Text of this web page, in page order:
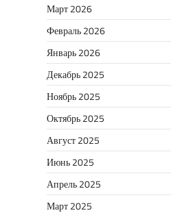
Март 2026
Февраль 2026
Январь 2026
Декабрь 2025
Ноябрь 2025
Октябрь 2025
Август 2025
Июнь 2025
Апрель 2025
Март 2025